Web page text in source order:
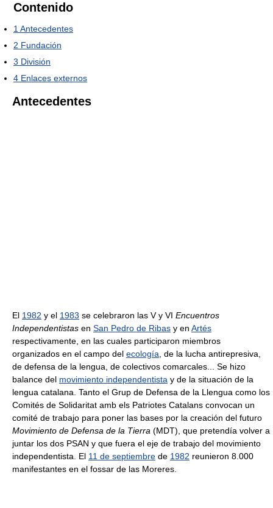
Contenido
1 Antecedentes
2 Fundación
3 División
4 Enlaces externos
Antecedentes
El 1982 y el 1983 se celebraron las V y VI Encuentros
Independentistas en San Pedro de Ribas y en Artés
respectivamente, en las cuales participaron miembros
organizados en el campo del ecología , de la lucha antirepresiva,
de defensa de la lengua, de colectivos comarcales... Se hizo
balance del movimiento independentista y de la situación de la
lengua catalana. Tanto el Grup de Defensa de la Llengua como los
Comités de Solidaritat amb els Patriotes Catalans convocan un
comité de trabajo para poner las bases por la creación del futuro
Movimiento de Defensa de la Tierra (MDT), que pretendía volver a
juntar los dos PSAN y que fuera el eje de trabajo del movimiento
independentista. El 11 de septiembre de 1982 reunieron 8.000
manifestantes en el fossar de las Moreres.